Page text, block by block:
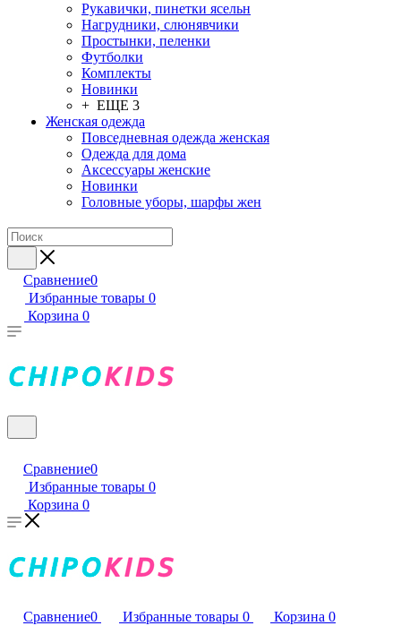
Рукавички, пинетки ясельн
Нагрудники, слюнявчики
Простынки, пеленки
Футболки
Комплекты
Новинки
+ ЕЩЕ 3
Женская одежда
Повседневная одежда женская
Одежда для дома
Аксессуары женские
Новинки
Головные уборы, шарфы жен
Сравнение0
Избранные товары 0
Корзина 0
Сравнение0
Избранные товары 0
Корзина 0
Сравнение0 Избранные товары 0 Корзина 0